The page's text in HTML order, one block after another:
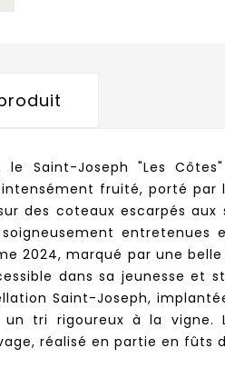
Saint-Joseph "Les
fruité, porté
des coteaux escarpés
2024, marqué par une
dans sa jeunesse et
Saint-Joseph,
un tri rigoureux à la
réalisé en partie en fûts